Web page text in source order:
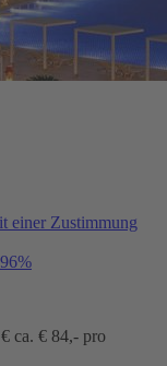
einer Zustimmung
96%
ca. € 84,- pro